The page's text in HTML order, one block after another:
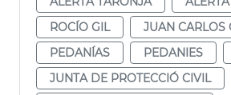
ROCÍO GIL
JUAN CARLOS
PEDANÍAS
PEDANIES
JUNTA DE PROTECCIÓ CIVIL